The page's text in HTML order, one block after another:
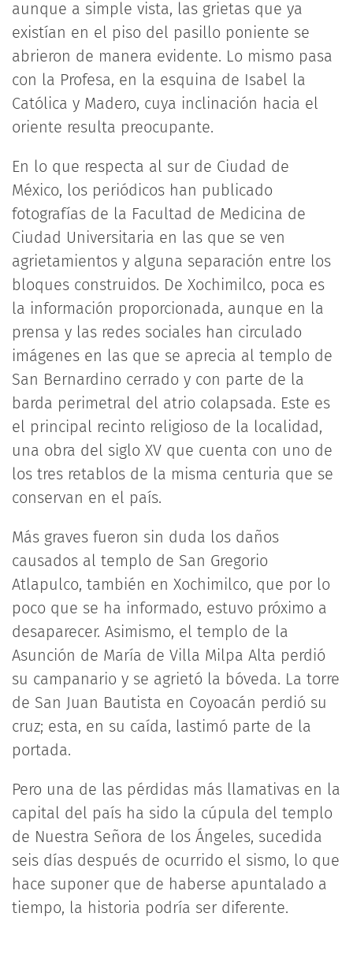
aunque a simple vista, las grietas que ya
existían en el piso del pasillo poniente se
abrieron de manera evidente. Lo mismo pasa
con la Profesa, en la esquina de Isabel la
Católica y Madero, cuya inclinación hacia el
oriente resulta preocupante.
En lo que respecta al sur de Ciudad de
México, los periódicos han publicado
fotografías de la Facultad de Medicina de
Ciudad Universitaria en las que se ven
agrietamientos y alguna separación entre los
bloques construidos. De Xochimilco, poca es
la información proporcionada, aunque en la
prensa y las redes sociales han circulado
imágenes en las que se aprecia al templo de
San Bernardino cerrado y con parte de la
barda perimetral del atrio colapsada. Este es
el principal recinto religioso de la localidad,
una obra del siglo XV que cuenta con uno de
los tres retablos de la misma centuria que se
conservan en el país.
Más graves fueron sin duda los daños
causados al templo de San Gregorio
Atlapulco, también en Xochimilco, que por lo
poco que se ha informado, estuvo próximo a
desaparecer. Asimismo, el templo de la
Asunción de María de Villa Milpa Alta perdió
su campanario y se agrietó la bóveda. La torre
de San Juan Bautista en Coyoacán perdió su
cruz; esta, en su caída, lastimó parte de la
portada.
Pero una de las pérdidas más llamativas en la
capital del país ha sido la cúpula del templo
de Nuestra Señora de los Ángeles, sucedida
seis días después de ocurrido el sismo, lo que
hace suponer que de haberse apuntalado a
tiempo, la historia podría ser diferente.